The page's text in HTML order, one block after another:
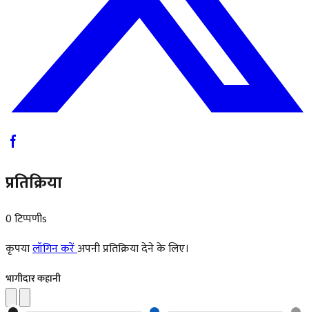
प्रतिक्रिया
0 टिप्पणीs
कृपयालॉगिन करेंअपनी प्रतिक्रिया देने के लिए।
भागीदार कहानी